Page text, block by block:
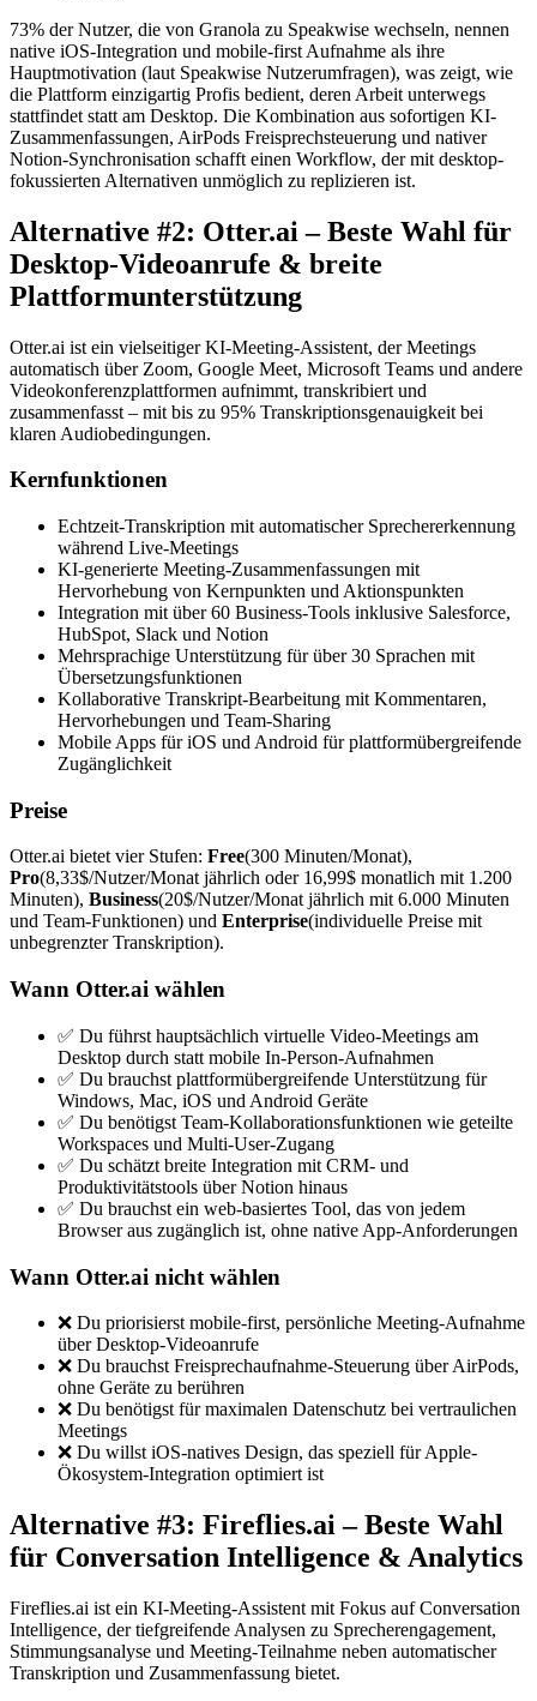
73% der Nutzer, die von Granola zu Speakwise wechseln, nennen
native iOS-Integration und mobile-first Aufnahme als ihre
Hauptmotivation (laut Speakwise Nutzerumfragen), was zeigt, wie
die Plattform einzigartig Profis bedient, deren Arbeit unterwegs
stattfindet statt am Desktop. Die Kombination aus sofortigen KI-
Zusammenfassungen, AirPods Freisprechsteuerung und nativer
Notion-Synchronisation schafft einen Workflow, der mit desktop-
fokussierten Alternativen unmöglich zu replizieren ist.
Alternative #2: Otter.ai – Beste Wahl für
Desktop-Videoanrufe & breite
Plattformunterstützung
Otter.ai ist ein vielseitiger KI-Meeting-Assistent, der Meetings
automatisch über Zoom, Google Meet, Microsoft Teams und andere
Videokonferenzplattformen aufnimmt, transkribiert und
zusammenfasst – mit bis zu 95% Transkriptionsgenauigkeit bei
klaren Audiobedingungen.
Kernfunktionen
Echtzeit-Transkription mit automatischer Sprechererkennung
während Live-Meetings
KI-generierte Meeting-Zusammenfassungen mit
Hervorhebung von Kernpunkten und Aktionspunkten
Integration mit über 60 Business-Tools inklusive Salesforce,
HubSpot, Slack und Notion
Mehrsprachige Unterstützung für über 30 Sprachen mit
Übersetzungsfunktionen
Kollaborative Transkript-Bearbeitung mit Kommentaren,
Hervorhebungen und Team-Sharing
Mobile Apps für iOS und Android für plattformübergreifende
Zugänglichkeit
Preise
Otter.ai bietet vier Stufen: Free(300 Minuten/Monat),
Pro(8,33$/Nutzer/Monat jährlich oder 16,99$ monatlich mit 1.200
Minuten), Business(20$/Nutzer/Monat jährlich mit 6.000 Minuten
und Team-Funktionen) und Enterprise(individuelle Preise mit
unbegrenzter Transkription).
Wann Otter.ai wählen
✅ Du führst hauptsächlich virtuelle Video-Meetings am
Desktop durch statt mobile In-Person-Aufnahmen
✅ Du brauchst plattformübergreifende Unterstützung für
Windows, Mac, iOS und Android Geräte
✅ Du benötigst Team-Kollaborationsfunktionen wie geteilte
Workspaces und Multi-User-Zugang
✅ Du schätzt breite Integration mit CRM- und
Produktivitätstools über Notion hinaus
✅ Du brauchst ein web-basiertes Tool, das von jedem
Browser aus zugänglich ist, ohne native App-Anforderungen
Wann Otter.ai nicht wählen
❌ Du priorisierst mobile-first, persönliche Meeting-Aufnahme
über Desktop-Videoanrufe
❌ Du brauchst Freisprechaufnahme-Steuerung über AirPods,
ohne Geräte zu berühren
❌ Du benötigst für maximalen Datenschutz bei vertraulichen
Meetings
❌ Du willst iOS-natives Design, das speziell für Apple-
Ökosystem-Integration optimiert ist
Alternative #3: Fireflies.ai – Beste Wahl
für Conversation Intelligence & Analytics
Fireflies.ai ist ein KI-Meeting-Assistent mit Fokus auf Conversation
Intelligence, der tiefgreifende Analysen zu Sprecherengagement,
Stimmungsanalyse und Meeting-Teilnahme neben automatischer
Transkription und Zusammenfassung bietet.